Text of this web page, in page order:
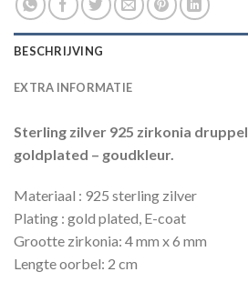
BESCHRIJVING
EXTRA INFORMATIE
Sterling zilver 925 zirkonia
goldplated – goudkleur.
Materiaal : 925 sterling zilver
Plating : gold plated, E-coat
Grootte zirkonia: 4 mm x 6 mm
Lengte oorbel: 2 cm